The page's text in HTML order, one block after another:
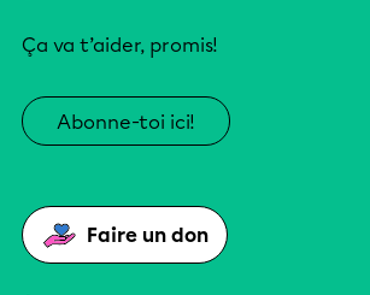
Ça va t’aider, promis!
Abonne-toi ici!
Faire un don